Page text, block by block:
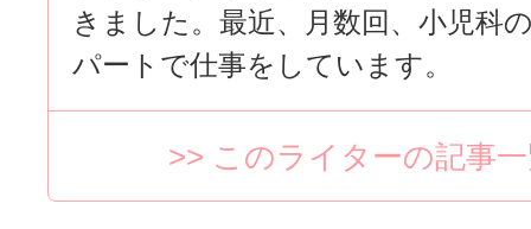
きました。最近、月数回、小児科
パートで仕事をしています。
>> このライターの記事